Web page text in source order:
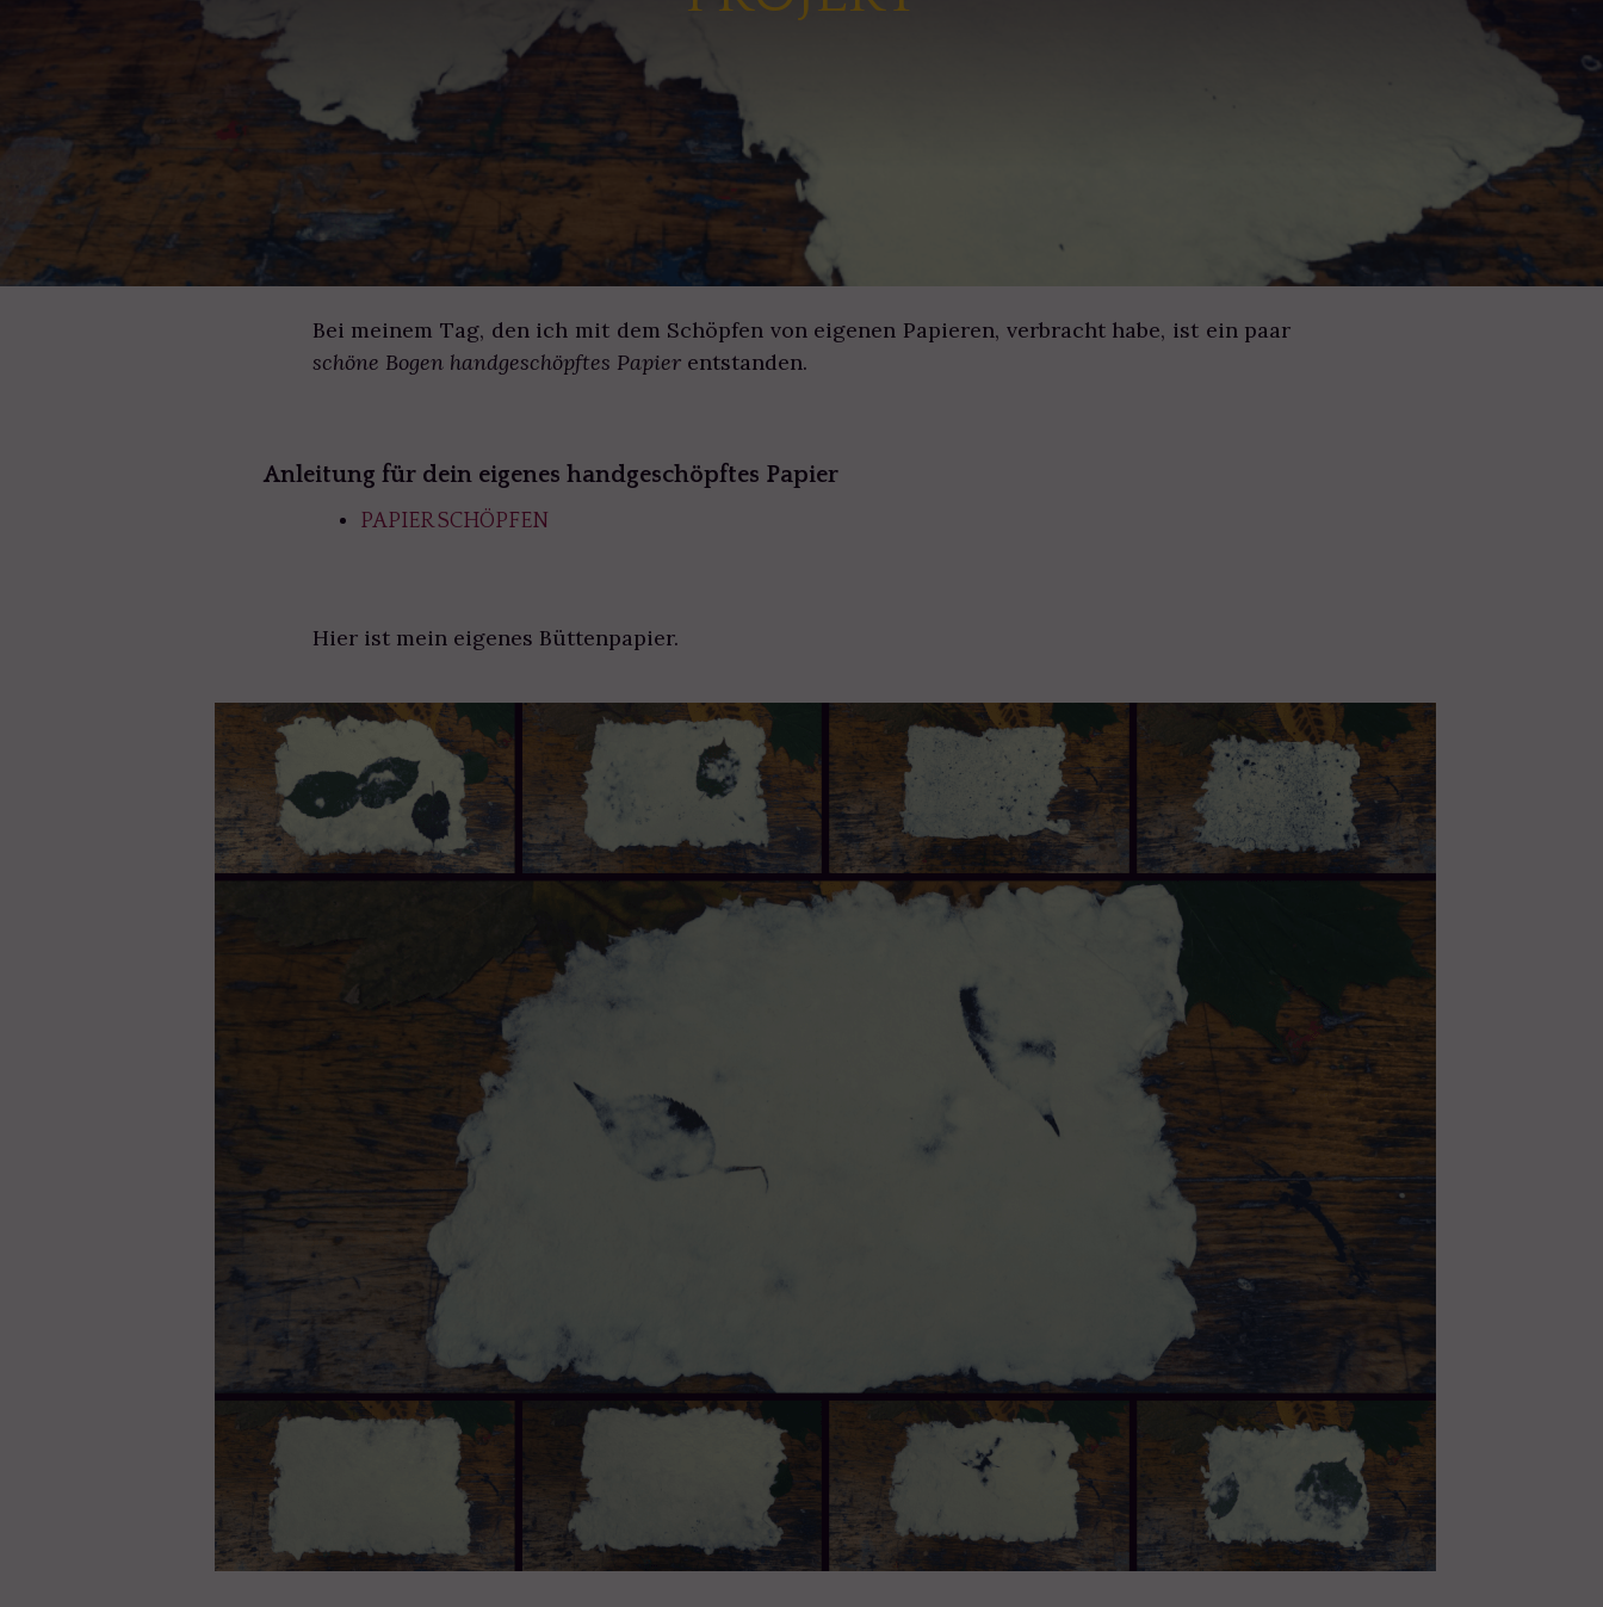
Bei meinem Tag, den ich mit dem Schöpfen von eigenen Papieren, verbracht habe, ist ein paar
schöne Bogen handgeschöpftes Papierentstanden.
Anleitung für dein eigenes handgeschöpftes Papier
PAPIER SCHÖPFEN
Hier ist mein eigenes Büttenpapier.